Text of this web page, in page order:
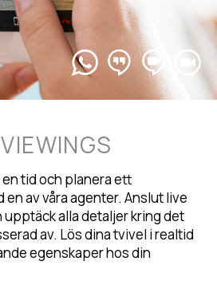
VIEWINGS
tid och planera ett
av våra agenter. Anslut live
alla detaljer kring det
av. Lös dina tvivel i realtid
egenskaper hos din